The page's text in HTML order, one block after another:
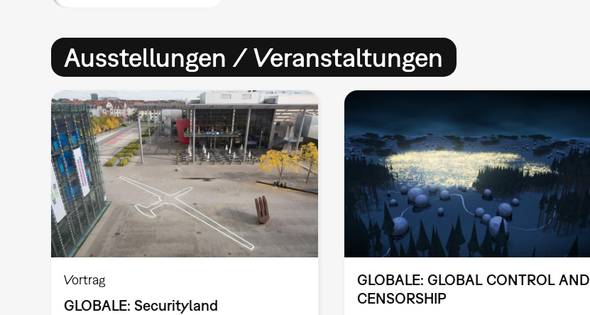
Ausstellungen / Veranstaltungen
Vortrag
GLOBALE: Securityland
GLOBALE: GLOBAL CONTROL AND
CENSORSHIP